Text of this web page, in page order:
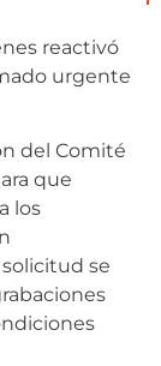
reactivó
urgente
del Comité
que
los
solicitud se